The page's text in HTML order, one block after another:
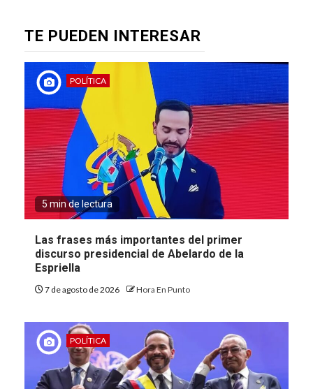
TE PUEDEN INTERESAR
POLÍTICA
5 min de lectura
Las frases más importantes del primer
discurso presidencial de Abelardo de la
Espriella
7 de agosto de 2026 Hora En Punto
POLÍTICA